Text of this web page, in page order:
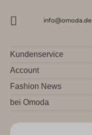
info@omoda.de
Kundenservice
Account
Fashion News
bei Omoda